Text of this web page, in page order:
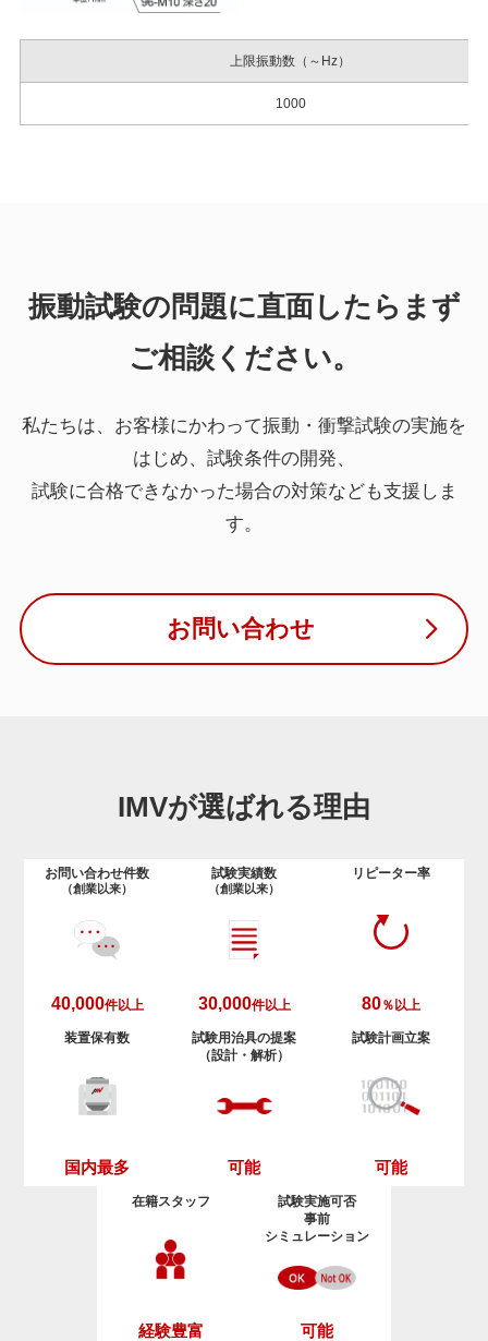
上限振動数（～Hz）
1000
振動試験の問題に直面したらまず
ご相談ください。
私たちは、お客様にかわって振動・衝撃試験の実施を
はじめ、試験条件の開発、
試験に合格できなかった場合の対策なども支援しま
す。
お問い合わせ
IMVが選ばれる理由
お問い合わせ件数
（創業以来）
40,000件以上
試験実績数
（創業以来）
30,000件以上
リピーター率
80％以上
装置保有数
国内最多
試験用治具の提案
（設計・解析）
可能
試験計画立案
可能
在籍スタッフ
経験豊富
試験実施可否
事前
シミュレーション
可能